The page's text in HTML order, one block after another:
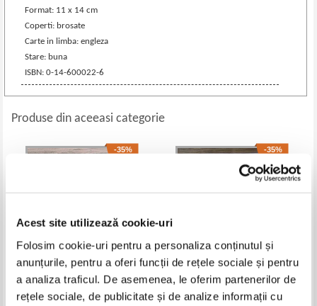
Acest site utilizează cookie-uri
Folosim cookie-uri pentru a personaliza conținutul și
anunțurile, pentru a oferi funcții de rețele sociale și pentru
a analiza traficul. De asemenea, le oferim partenerilor de
rețele sociale, de publicitate și de analize informații cu
Format: 11 x 14 cm
Coperti: brosate
Carte in limba: engleza
Stare: buna
ISBN: 0-14-600022-6
Produse din aceeasi categorie
-35%
Han Suyin - Jusqu'au matin
-35%
Julia Quinn - Dancing at